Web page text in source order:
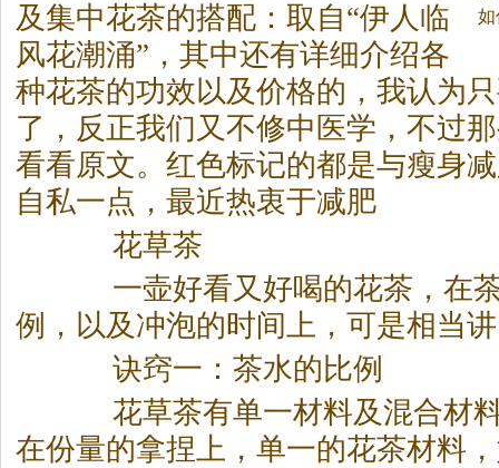
及集中花茶的搭配：取自“伊人临
风花潮涌”，其中还有详细介绍各
种花茶的功效以及价格的，我认为
了，反正我们又不修中医学，不过
看看原文。红色标记的都是与瘦身
自私一点，最近热衷于减肥
花草茶
一壶好看又好喝的花茶 ，在
例，以及冲泡的时间上，可是相当
诀窍一： 茶水的比例
花草茶有单一材料及混合材
在份量的拿捏上，单一的花茶材料